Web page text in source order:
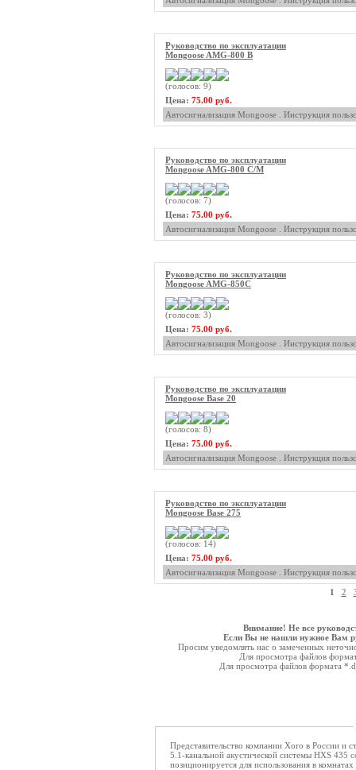
Руководство по эксплуатации
Mongoose AMG-800 B
(голосов: 9)
Цена: 75.00 руб.
Автосигнализация Mongoose . Инструкция
Руководство по эксплуатации
Mongoose AMG-800 C/M
(голосов: 7)
Цена: 75.00 руб.
Автосигнализация Mongoose . Инструкция
Руководство по эксплуатации
Mongoose AMG-850C
(голосов: 3)
Цена: 75.00 руб.
Автосигнализация Mongoose . Инструкция
Руководство по эксплуатации
Mongoose Base 20
(голосов: 8)
Цена: 75.00 руб.
Автосигнализация Mongoose . Инструкция
Руководство по эксплуатации
Mongoose Base 275
(голосов: 14)
Цена: 75.00 руб.
Автосигнализация Mongoose . Инструкция
1 2
Внимание! Не все
Если Вы не нашли нужное Вам
Просим уведомлять нас о замеченных
Для просмотра файлов
Для просмотра файлов формата
Представительство компании Xoro в России и
5.1-канальной акустической системы HXS
позиционируется для использования в